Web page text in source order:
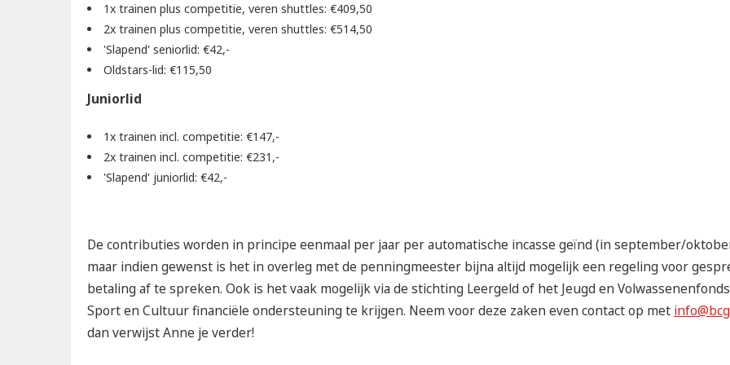
1x trainen plus competitie, veren shuttles: €409,50
2x trainen plus competitie, veren shuttles: €514,50
'Slapend' seniorlid: €42,-
Oldstars-lid: €115,50
Juniorlid
1x trainen incl. competitie: €147,-
2x trainen incl. competitie: €231,-
'Slapend' juniorlid: €42,-
De contributies worden in principe eenmaal per jaar per automatische incasse geïnd (in september/
maar indien gewenst is het in overleg met de penningmeester bijna altijd mogelijk een regeling voor
betaling af te spreken. Ook is het vaak mogelijk via de stichting Leergeld of het Jeugd en Volwassenenfonds
Sport en Cultuur financiële ondersteuning te krijgen. Neem voor deze zaken even contact op met
dan verwijst Anne je verder!